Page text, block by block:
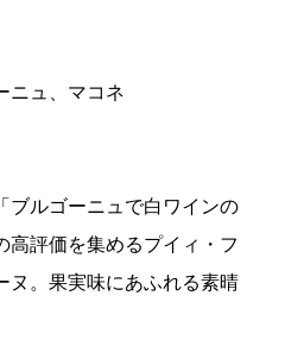
ニュ、マコネ
ブルゴーニュで白ワインの
高評価を集めるプイィ・フ
ヌ。果実味にあふれる素晴